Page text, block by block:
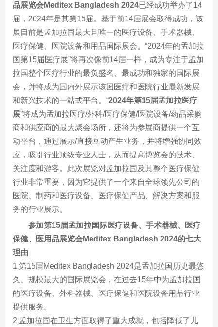
品展览会Meditex Bangladesh 2024已经成功举办了14
届，2024年是其第15届。基于前14届展会取得成功，该
展目前是孟加拉国最大且唯一的医疗设备、手术器械、
医疗保健、医院设备和用品国际展会。“2024年的孟加拉
国第15届医疗展”将再次像前14届一样，成为专注于孟加
拉国整个医疗行业的最负盛名、最成功和独家的国际展
会，并将成为国内外展示该国医疗和医院行业最新发展
和新兴技术的一站式平台。“2024年第15届孟加拉医疗
展”将成为孟加拉医疗/外科/医疗保健/医院设备/药品采购
商和供应商的最大聚会场所，还将为参展商提供一个互
动平台，通过展示/直接互动产生业务，并将增强协同效
应，吸引行业顶级专业人士，从而提高博览会的技术、
关注度和游客。此次展览对孟加拉国及其整个医疗保健
行业非常重要，因为它提供了一个来自全球领先公司的
医院、制药和医疗设备、医疗保健产品、解决方案和服
务的行业展示。
参加第15届孟加拉国际医疗设备、手术器械、医疗
保健、医用品展览会Meditex Bangladesh 2024的七大
理由
1.第15届Meditex Bangladesh 2024是孟加拉国历史最悠
久、规模最大的国际展览会，在过去15年中为孟加拉国
的医疗设备、外科器械、医疗保健和医院设备用品行业
提供服务。
2.孟加拉国在卫生方面取得了重大成就，包括降低了儿